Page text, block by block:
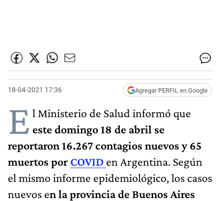
18-04-2021 17:36 Agregar PERFIL en Google
E l Ministerio de Salud informó que
este domingo 18 de abril se
reportaron 16.267 contagios nuevos y 65
muertos por COVID en Argentina. Según
el mismo informe epidemiológico, los casos
nuevos en la provincia de Buenos Aires